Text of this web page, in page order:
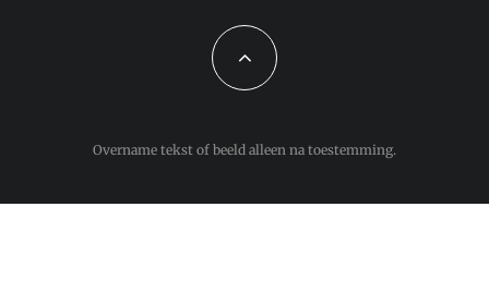
Overname tekst of beeld alleen na toestemming.